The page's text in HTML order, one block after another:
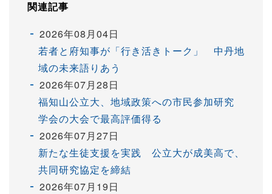
関連記事
2026年08月04日
若者と府知事が「行き活きトーク」 中丹地
域の未来語りあう
2026年07月28日
福知山公立大、地域政策への市民参加研究
学会の大会で最高評価得る
2026年07月27日
新たな生徒支援を実践 公立大が成美高で、
共同研究協定を締結
2026年07月19日